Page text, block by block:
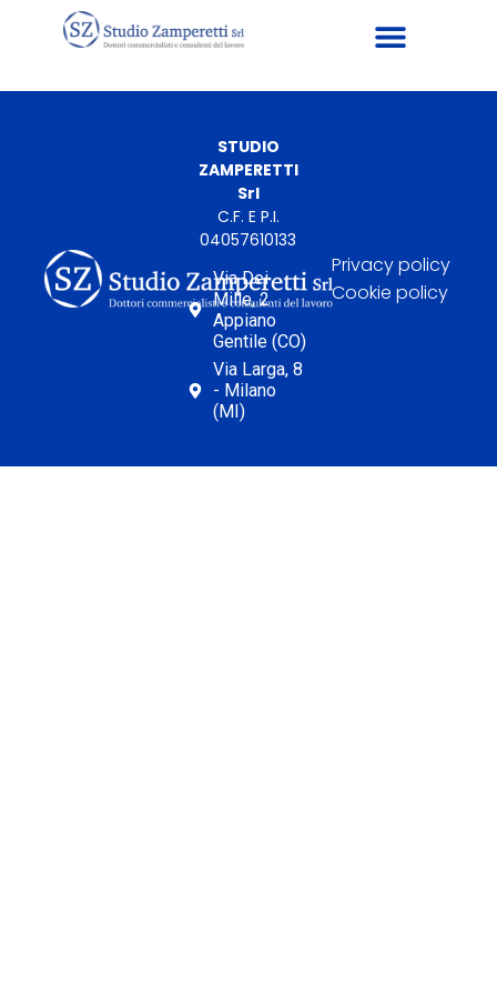
STUDIO
ZAMPERETTI
Srl
C.F. E P.I.
04057610133
Via Dei
Mille, 2
Appiano
Gentile (CO)
Via Larga, 8
- Milano
(MI)
Privacy policy
Cookie policy